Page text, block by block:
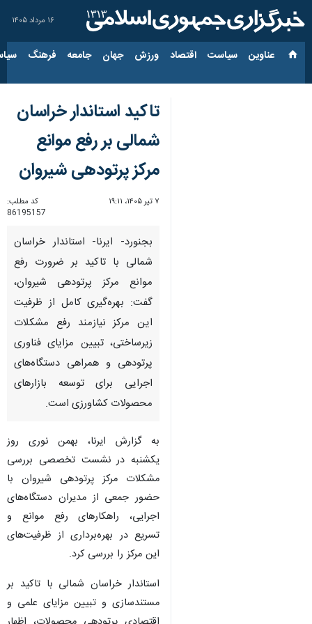
۱۶ مرداد ۱۴۰۵
عناوین‌ سیاست اقتصاد ورزش جهان جامعه فرهنگ
تاکید استاندار خراسان
شمالی بر رفع موانع
مرکز پرتودهی شیروان
۷ تیر ۱۴۰۵، ۱۹:۱۱
کد مطلب:
86195157
بجنورد- ایرنا- استاندار خراسان
شمالی با تاکید بر ضرورت رفع
موانع مرکز پرتودهی شیروان،
گفت: بهره‌گیری کامل از ظرفیت
این مرکز نیازمند رفع مشکلات
زیرساختی، تبیین مزایای فناوری
پرتودهی و همراهی دستگاه‌های
اجرایی برای توسعه بازارهای
محصولات کشاورزی است.
به گزارش ایرنا، بهمن نوری روز
یکشنبه در نشست تخصصی بررسی
مشکلات مرکز پرتودهی شیروان با
حضور جمعی از مدیران دستگاه‌های
اجرایی، راهکارهای رفع موانع و
تسریع در بهره‌برداری از ظرفیت‌های
این مرکز را بررسی کرد.
استاندار خراسان شمالی با تاکید بر
مستندسازی و تبیین مزایای علمی و